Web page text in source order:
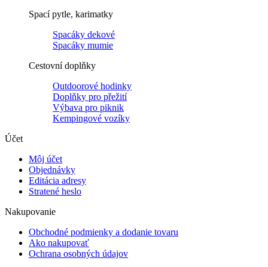
Spací pytle, karimatky
Spacáky dekové
Spacáky mumie
Cestovní doplňky
Outdoorové hodinky
Doplňky pro přežití
Výbava pro piknik
Kempingové vozíky
Účet
Môj účet
Objednávky
Editácia adresy
Stratené heslo
Nakupovanie
Obchodné podmienky a dodanie tovaru
Ako nakupovať
Ochrana osobných údajov